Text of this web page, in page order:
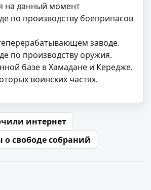
на данный момент
по производству боеприпасов
заводе.
по производству оружия.
базе в Хамадане и Кередже.
воинских частях.
запісах
интернет
свободе собраний